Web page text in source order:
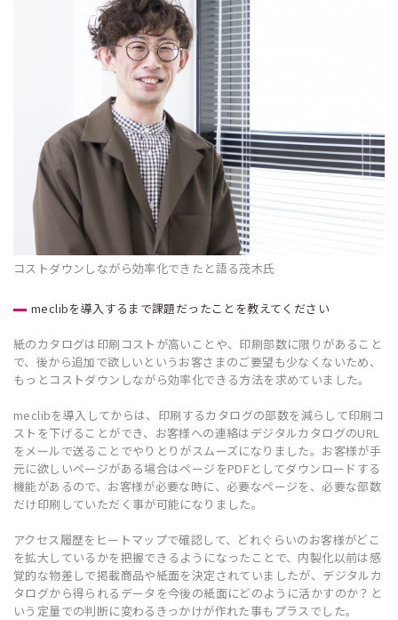
コストダウンしながら効率化できたと語る茂木氏
meclibを導入するまで課題だったことを教えてください
紙のカタログは印刷コストが高いことや、印刷部数に限りがあること
で、後から追加で欲しいというお客さまのご要望も少なくないため、
もっとコストダウンしながら効率化できる方法を求めていました。
meclibを導入してからは、印刷するカタログの部数を減らして印刷コ
ストを下げることができ、お客様への連絡はデジタルカタログのURL
をメールで送ることでやりとりがスムーズになりました。お客様が手
元に欲しいページがある場合はページをPDFとしてダウンロードする
機能があるので、お客様が必要な時に、必要なページを、必要な部数
だけ印刷していただく事が可能になりました。
アクセス履歴をヒートマップで確認して、どれぐらいのお客様がどこ
を拡大しているかを把握できるようになったことで、内製化以前は感
覚的な物差しで掲載商品や紙面を決定されていましたが、デジタルカ
タログから得られるデータを今後の紙面にどのように活かすのか？と
いう定量での判断に変わるきっかけが作れた事もプラスでした。